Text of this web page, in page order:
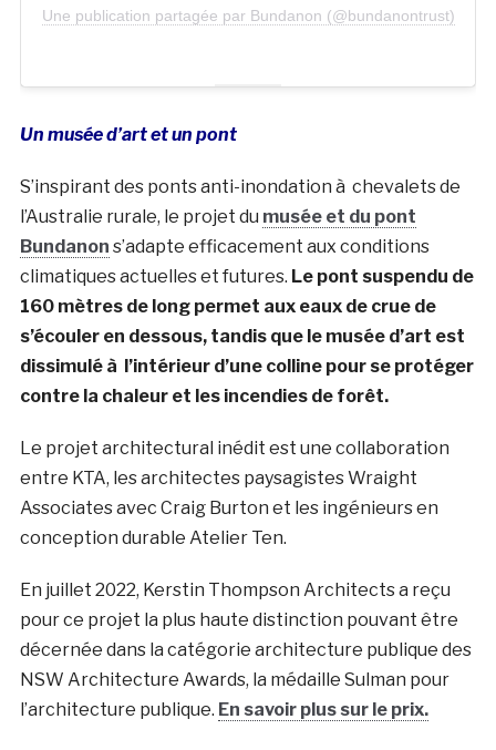
Une publication partagée par Bundanon (@bundanontrust)
Un musée d’art et un pont
S’inspirant des ponts anti-inondation à chevalets de
l’Australie rurale, le projet du musée et du pont
Bundanon s’adapte efficacement aux conditions
climatiques actuelles et futures. Le pont suspendu de
160 mètres de long permet aux eaux de crue de
s’écouler en dessous, tandis que le musée d’art est
dissimulé à l’intérieur d’une colline pour se protéger
contre la chaleur et les incendies de forêt.
Le projet architectural inédit est une collaboration
entre KTA, les architectes paysagistes Wraight
Associates avec Craig Burton et les ingénieurs en
conception durable Atelier Ten.
En juillet 2022, Kerstin Thompson Architects a reçu
pour ce projet la plus haute distinction pouvant être
décernée dans la catégorie architecture publique des
NSW Architecture Awards, la médaille Sulman pour
l’architecture publique. En savoir plus sur le prix.